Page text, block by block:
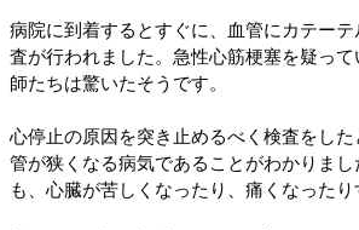
病院に到着するとすぐに、血管にカテー
査が行われました。急性心筋梗塞を疑っ
師たちは驚いたそうです。
心停止の原因を突き止めるべく検査をし
管が狭くなる病気であることがわかりま
も、心臓が苦しくなったり、痛くなった